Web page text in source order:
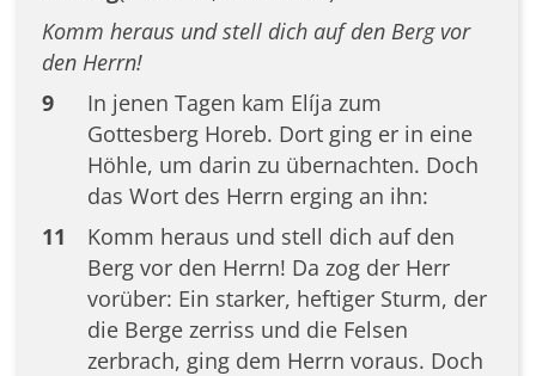
Komm heraus und stell dich auf den Berg vor
den Herrn!
9
In jenen Tagen kam Elíja zum
Gottesberg Horeb. Dort ging er in eine
Höhle, um darin zu übernachten. Doch
das Wort des Herrn erging an ihn:
11
Komm heraus und stell dich auf den
Berg vor den Herrn! Da zog der Herr
vorüber: Ein starker, heftiger Sturm, der
die Berge zerriss und die Felsen
zerbrach, ging dem Herrn voraus. Doch